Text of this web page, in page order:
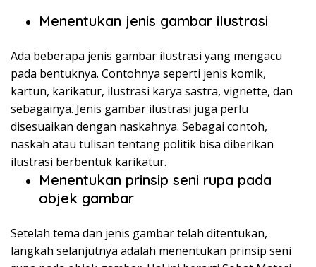
Menentukan jenis gambar ilustrasi
Ada beberapa jenis gambar ilustrasi yang mengacu
pada bentuknya. Contohnya seperti jenis komik,
kartun, karikatur, ilustrasi karya sastra, vignette, dan
sebagainya. Jenis gambar ilustrasi juga perlu
disesuaikan dengan naskahnya. Sebagai contoh,
naskah atau tulisan tentang politik bisa diberikan
ilustrasi berbentuk karikatur.
Menentukan prinsip seni rupa pada
objek gambar
Setelah tema dan jenis gambar telah ditentukan,
langkah selanjutnya adalah menentukan prinsip seni